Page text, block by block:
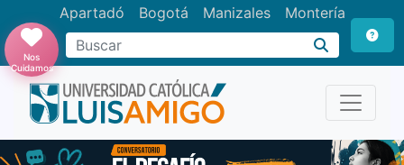
Apartadó Bogotá Manizales Montería
Buscar
Nos
Cuidamos